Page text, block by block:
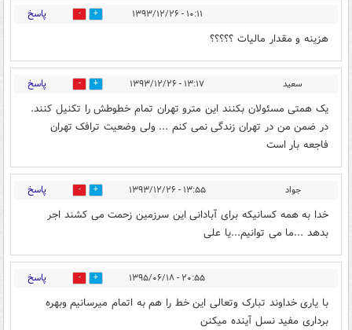
۱۰:۱۱ - ۱۳۹۳/۱۲/۲۶ 0 پاسخ
هزینه و مقدار مالیات ؟؟؟؟؟
سعید ۱۳:۱۷ - ۱۳۹۳/۱۲/۲۶ 0 پاسخ
یک همتی مسئولان بکنند این مترو تهران تمام خطوطش را تکنیل کنند.
در ضمن من در تهران زندگی نمی کنم ... ولی وضعیت ترافک تهران
فاجعه بار است
جواد ۱۳:۵۵ - ۱۳۹۳/۱۲/۲۶ 0 پاسخ
خدا به همه کسانیکه برای آبادانی این سرزمین زحمت می کشند اجر
بدهد ...ما می توانیم...یا علی
۲۰:۵۵ - ۱۳۹۵/۰۶/۱۸ 0 پاسخ
با یاری خداوند تبارک وتعالی این خط را هم به اتمام میرسانیم وبهره
برداری مفید نسل آینده میکنن